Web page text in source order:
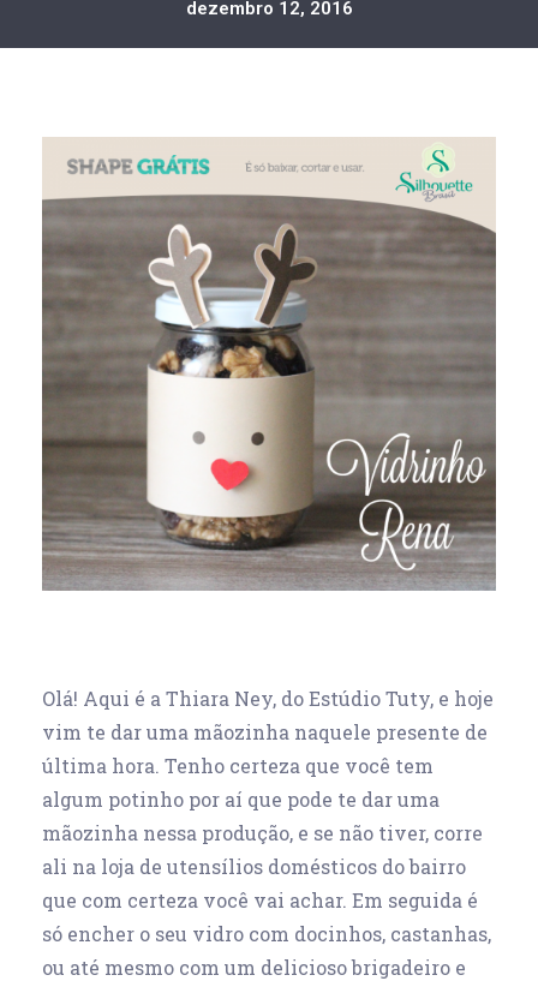
dezembro 12, 2016
Olá! Aqui é a Thiara Ney, do Estúdio Tuty, e hoje
vim te dar uma mãozinha naquele presente de
última hora. Tenho certeza que você tem
algum potinho por aí que pode te dar uma
mãozinha nessa produção, e se não tiver, corre
ali na loja de utensílios domésticos do bairro
que com certeza você vai achar. Em seguida é
só encher o seu vidro com docinhos, castanhas,
ou até mesmo com um delicioso brigadeiro e